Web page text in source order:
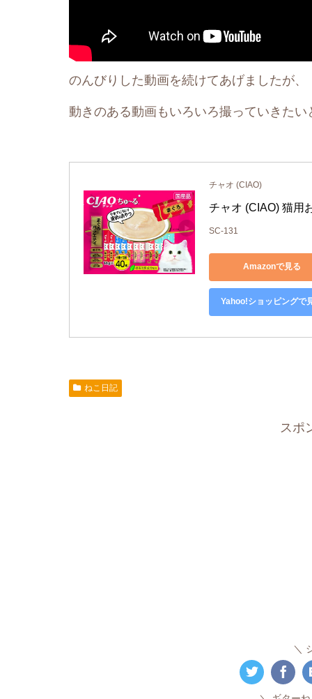
のんびりした動画を続けてあげましたが、
動きのある動画もいろいろ撮っていきたい
チャオ (CIAO)
チャオ (CIAO) 猫用
SC-131
Amazonで見る
Yahoo!ショッピングで
ねこ日記
スポ